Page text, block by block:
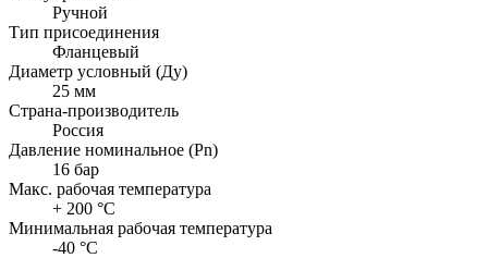
Ручной
Тип присоединения
Фланцевый
Диаметр условный (Ду)
25 мм
Страна-производитель
Россия
Давление номинальное (Pn)
16 бар
Макс. рабочая температура
+ 200 °C
Минимальная рабочая температура
-40 °C